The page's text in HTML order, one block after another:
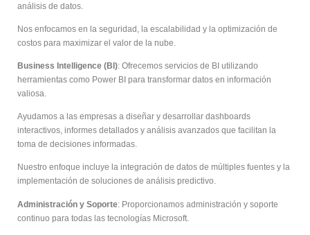
análisis de datos.
Nos enfocamos en la seguridad, la escalabilidad y la optimización de
costos para maximizar el valor de la nube.
Business Intelligence (BI): Ofrecemos servicios de BI utilizando
herramientas como Power BI para transformar datos en información
valiosa.
Ayudamos a las empresas a diseñar y desarrollar dashboards
interactivos, informes detallados y análisis avanzados que facilitan la
toma de decisiones informadas.
Nuestro enfoque incluye la integración de datos de múltiples fuentes y la
implementación de soluciones de análisis predictivo.
Administración y Soporte: Proporcionamos administración y soporte
continuo para todas las tecnologías Microsoft.